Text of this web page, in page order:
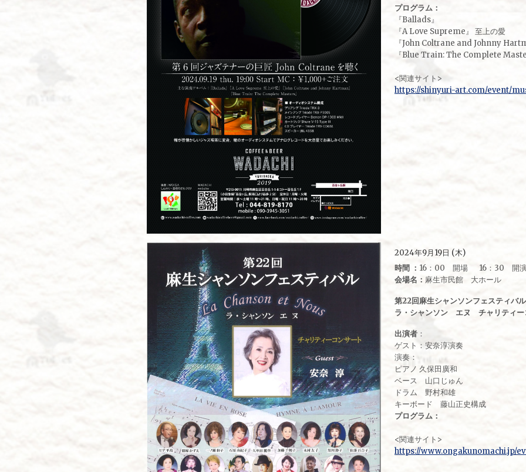
プログラム：
『Ballads』
『A Love Supreme』 至上の愛
『John Coltrane and Johnny
『Blue Train: The Complete
<関連サイト>
https://shinyuri-art.com/event/
2024年9月19日 (木)
時間 ： 16：00 開場 16：30 開
会場名： 麻生市民館 大ホール
第22回麻生シャンソンフェスティ
ラ・シャンソン エヌ チャリティー
出演者：
ゲスト：安奈淳演奏
演奏：
ピアノ 久保田廣和
ベース 山口じゅん
ドラム 野村和雄
キーボード 藤山正史構成
プログラム：
<関連サイト>
https://www.ongakunomachi.jp/